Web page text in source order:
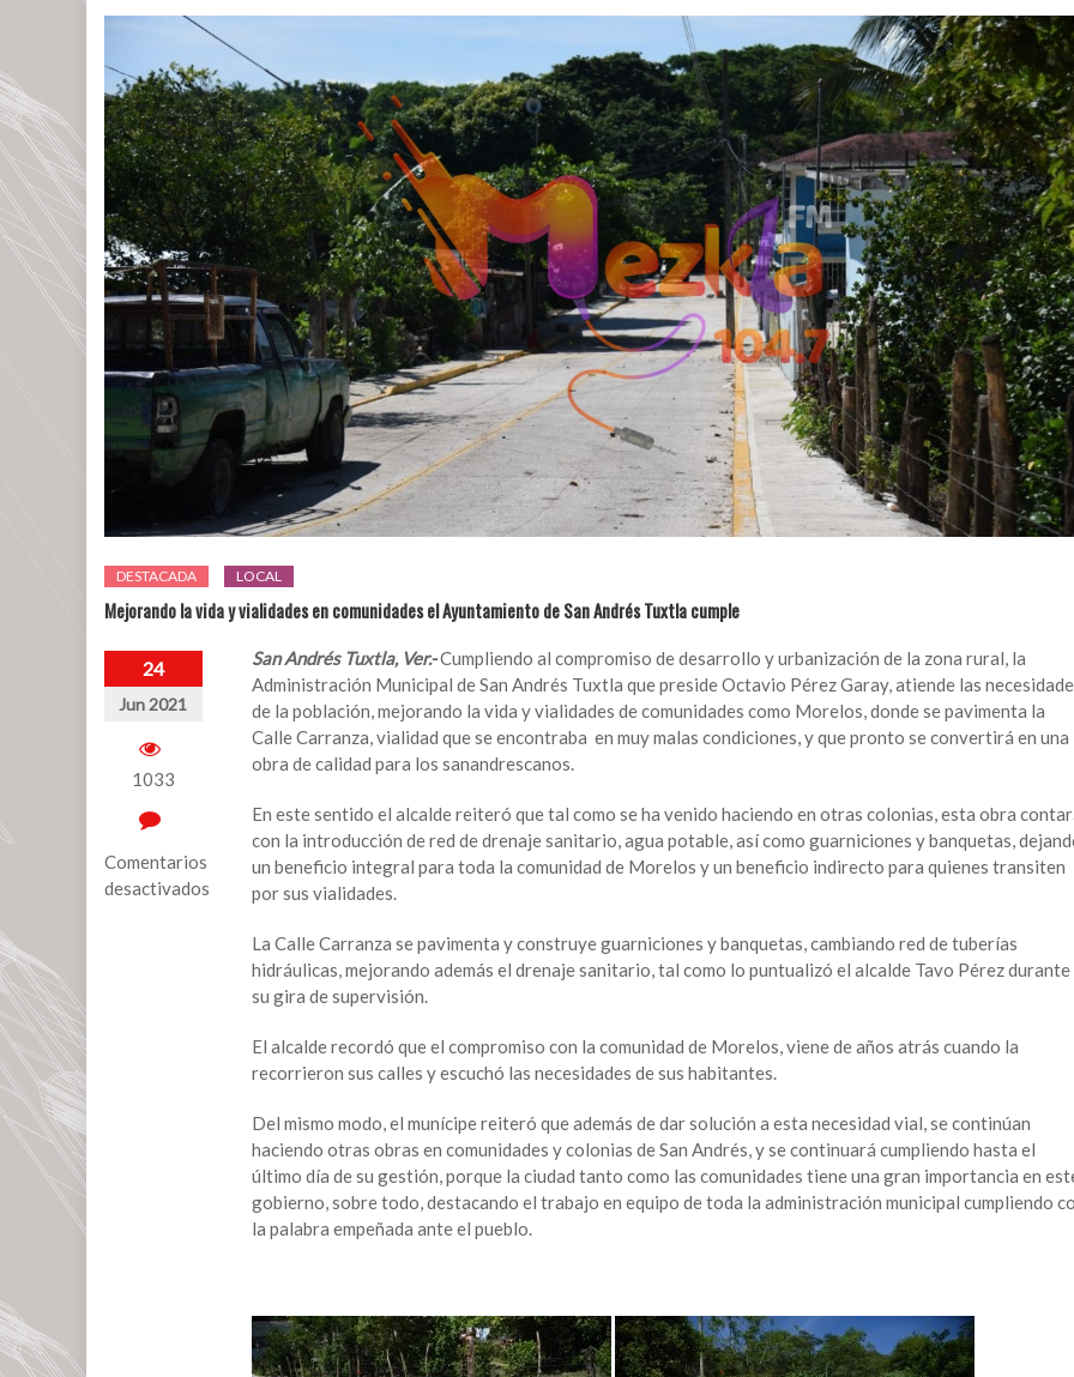
DESTACADA LOCAL
Mejorando la vida y vialidades en comunidades el Ayuntamiento de San Andrés Tuxtla cumple
24
Jun 2021
1033
Comentarios
desactivados
San Andrés Tuxtla, Ver.-Cumpliendo al compromiso de desarrollo y urbanización de la zona rural, la
Administración Municipal de San Andrés Tuxtla que preside Octavio Pérez Garay, atiende las
de la población, mejorando la vida y vialidades de comunidades como Morelos, donde se pavimenta la
Calle Carranza, vialidad que se encontraba en muy malas condiciones, y que pronto se convertirá en una
obra de calidad para los sanandrescanos.
En este sentido el alcalde reiteró que tal como se ha venido haciendo en otras colonias, esta obra
con la introducción de red de drenaje sanitario, agua potable, así como guarniciones y banquetas,
un beneficio integral para toda la comunidad de Morelos y un beneficio indirecto para quienes transiten
por sus vialidades.
La Calle Carranza se pavimenta y construye guarniciones y banquetas, cambiando red de tuberías
hidráulicas, mejorando además el drenaje sanitario, tal como lo puntualizó el alcalde Tavo Pérez durante
su gira de supervisión.
El alcalde recordó que el compromiso con la comunidad de Morelos, viene de años atrás cuando la
recorrieron sus calles y escuchó las necesidades de sus habitantes.
Del mismo modo, el munícipe reiteró que además de dar solución a esta necesidad vial, se continúan
haciendo otras obras en comunidades y colonias de San Andrés, y se continuará cumpliendo hasta el
último día de su gestión, porque la ciudad tanto como las comunidades tiene una gran importancia en
gobierno, sobre todo, destacando el trabajo en equipo de toda la administración municipal cumpliendo
la palabra empeñada ante el pueblo.